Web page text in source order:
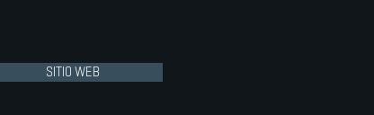
SITIO WEB